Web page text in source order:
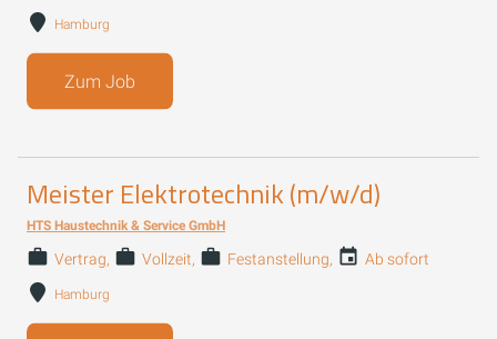
Hamburg
Zum Job
Meister Elektrotechnik (m/w/d)
HTS Haustechnik & Service GmbH
Vertrag Vollzeit Festanstellung Ab sofort
Hamburg